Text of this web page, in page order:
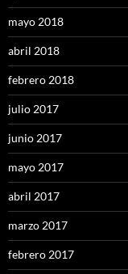
mayo 2018
abril 2018
febrero 2018
julio 2017
junio 2017
mayo 2017
abril 2017
marzo 2017
febrero 2017